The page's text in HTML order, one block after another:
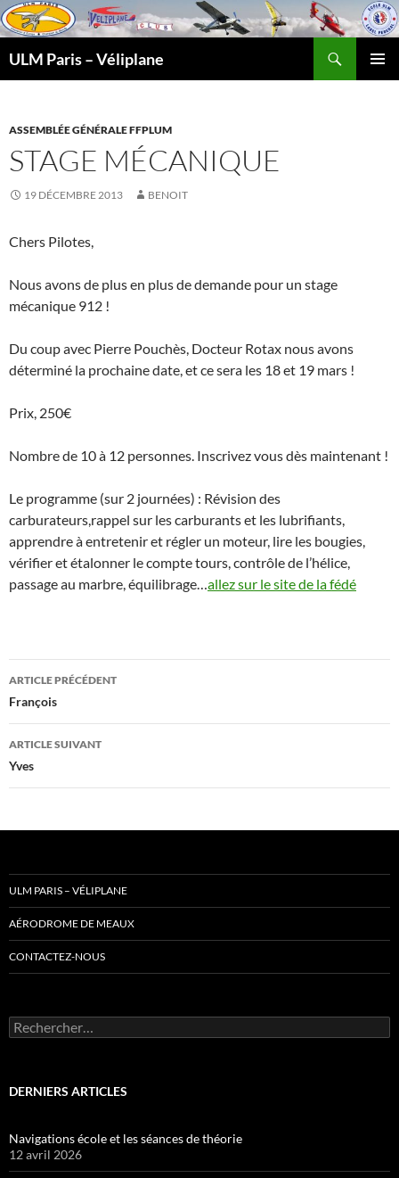
ULM Paris – Véliplane
ASSEMBLÉE GÉNÉRALE FFPLUM
STAGE MÉCANIQUE
19 DÉCEMBRE 2013 BENOIT
Chers Pilotes,
Nous avons de plus en plus de demande pour un stage
mécanique 912 !
Du coup avec Pierre Pouchès, Docteur Rotax nous avons
déterminé la prochaine date, et ce sera les 18 et 19 mars !
Prix, 250€
Nombre de 10 à 12 personnes. Inscrivez vous dès maintenant !
Le programme (sur 2 journées) : Révision des
carburateurs,rappel sur les carburants et les lubrifiants,
apprendre à entretenir et régler un moteur, lire les bougies,
vérifier et étalonner le compte tours, contrôle de l’hélice,
passage au marbre, équilibrage…allez sur le site de la fédé
Navigation
des
articles
ARTICLE PRÉCÉDENT
François
ARTICLE SUIVANT
Yves
ULM PARIS – VÉLIPLANE
AÉRODROME DE MEAUX
CONTACTEZ-NOUS
Rechercher :
DERNIERS ARTICLES
Navigations école et les séances de théorie
12 avril 2026